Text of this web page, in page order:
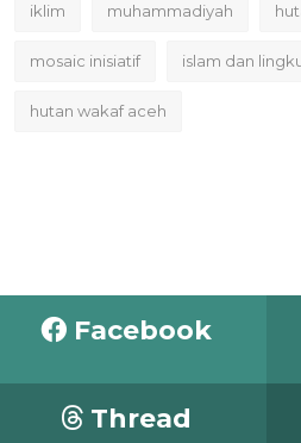
iklim muhammadiyah
mosaic inisiatif islam dan
hutan wakaf aceh
Facebook
Thread